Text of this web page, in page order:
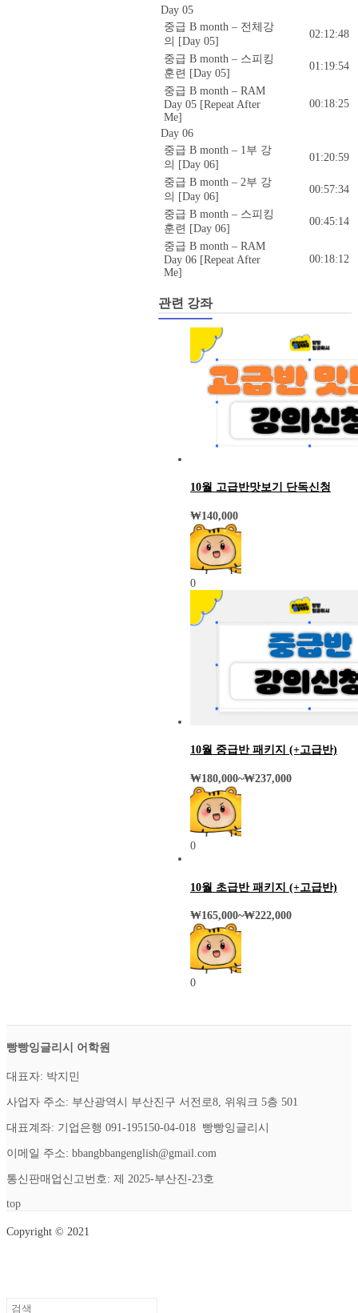
Day 05
중급 B month – 전체강
의 [Day 05]
02:12:48
중급 B month – 스피킹
훈련 [Day 05]
01:19:54
중급 B month – RAM
Day 05 [Repeat After
Me]
00:18:25
Day 06
중급 B month – 1부 강
의 [Day 06]
01:20:59
중급 B month – 2부 강
의 [Day 06]
00:57:34
중급 B month – 스피킹
훈련 [Day 06]
00:45:14
중급 B month – RAM
Day 06 [Repeat After
Me]
00:18:12
관련 강좌
10월 초급반 패키지 (+고급반)
₩165,000~₩222,000
0
10월 중급반 패키지 (+고급반)
₩180,000~₩237,000
0
10월 고급반맛보기 단독신청
₩140,000
0
빵빵잉글리시 어학원
대표자: 박지민
사업자 주소: 부산광역시 부산진구 서전로8, 위워크 5층 501
대표계좌: 기업은행 091-195150-04-018 빵빵잉글리시
이메일 주소: bbangbbangenglish@gmail.com
통신판매업신고번호: 제 2025-부산진-23호
top
Copyright © 2021